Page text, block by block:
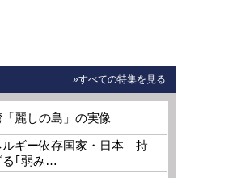
»すべての特集を見る
「麗しの島」の実像
ルギー依存国家・日本 持
る｢弱み…